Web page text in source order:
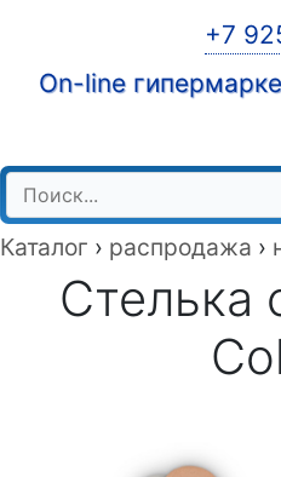
+7
On-line
Каталог › распродажа ›
Стелька